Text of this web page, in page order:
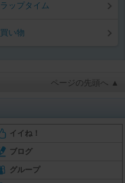
ラップタイム
買い物
ページの先頭へ ▲
イイね！
ブログ
グループ